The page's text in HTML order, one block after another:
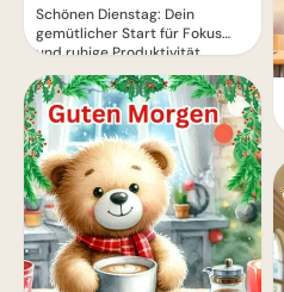
Schönen Dienstag: Dein
gemütlicher Start für Fokus
und ruhige Produktivität